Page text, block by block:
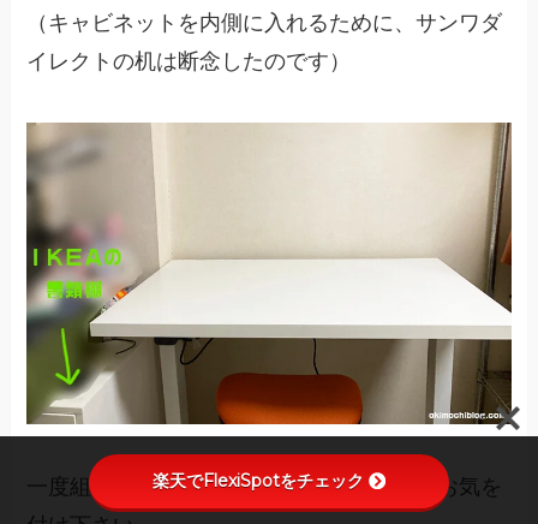
（キャビネットを内側に入れるために、サンワダ
イレクトの机は断念したのです）
一度組み立てるとやり直すのが面倒なのでお気を
楽天でFlexiSpotをチェック